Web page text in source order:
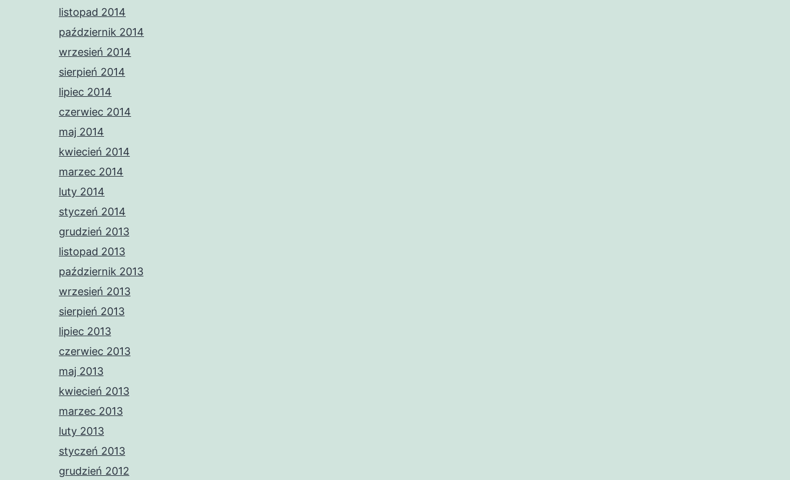
listopad 2014
październik 2014
wrzesień 2014
sierpień 2014
lipiec 2014
czerwiec 2014
maj 2014
kwiecień 2014
marzec 2014
luty 2014
styczeń 2014
grudzień 2013
listopad 2013
październik 2013
wrzesień 2013
sierpień 2013
lipiec 2013
czerwiec 2013
maj 2013
kwiecień 2013
marzec 2013
luty 2013
styczeń 2013
grudzień 2012